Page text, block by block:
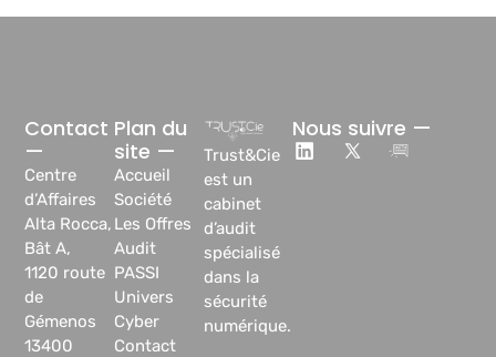
Trust&Cie
est un
cabinet
d’audit
spécialisé
dans la
sécurité
numérique.
Plan du
site —
Accueil
Société
Les Offres
Audit
PASSI
Univers
Cyber
Contact
Contact
—
Centre
d’Affaires
Alta Rocca,
Bât A,
1120 route
de
Gémenos
13400
Nous suivre —